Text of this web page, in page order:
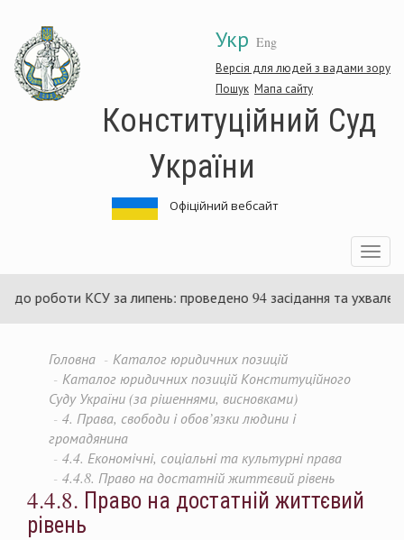
основного
матеріалу
Укр Eng
Версія для людей з вадами зору
Пошук Мапа сайту
Конституційний Суд
України
Офіційний вебсайт
Toggle
КСУ за липень: проведено 94 засідання та ухвалено 85 актів
Головна
Каталог юридичних позицій
Каталог юридичних позицій Конституційного
Суду України (за рішеннями, висновками)
4. Права, свободи і обов’язки людини і
громадянина
4.4. Економічні, соціальні та культурні права
4.4.8. Право на достатній життєвий рівень
4.4.8. Право на достатній життєвий
рівень